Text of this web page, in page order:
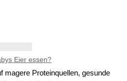
Eier essen?
magere Proteinquellen, gesunde